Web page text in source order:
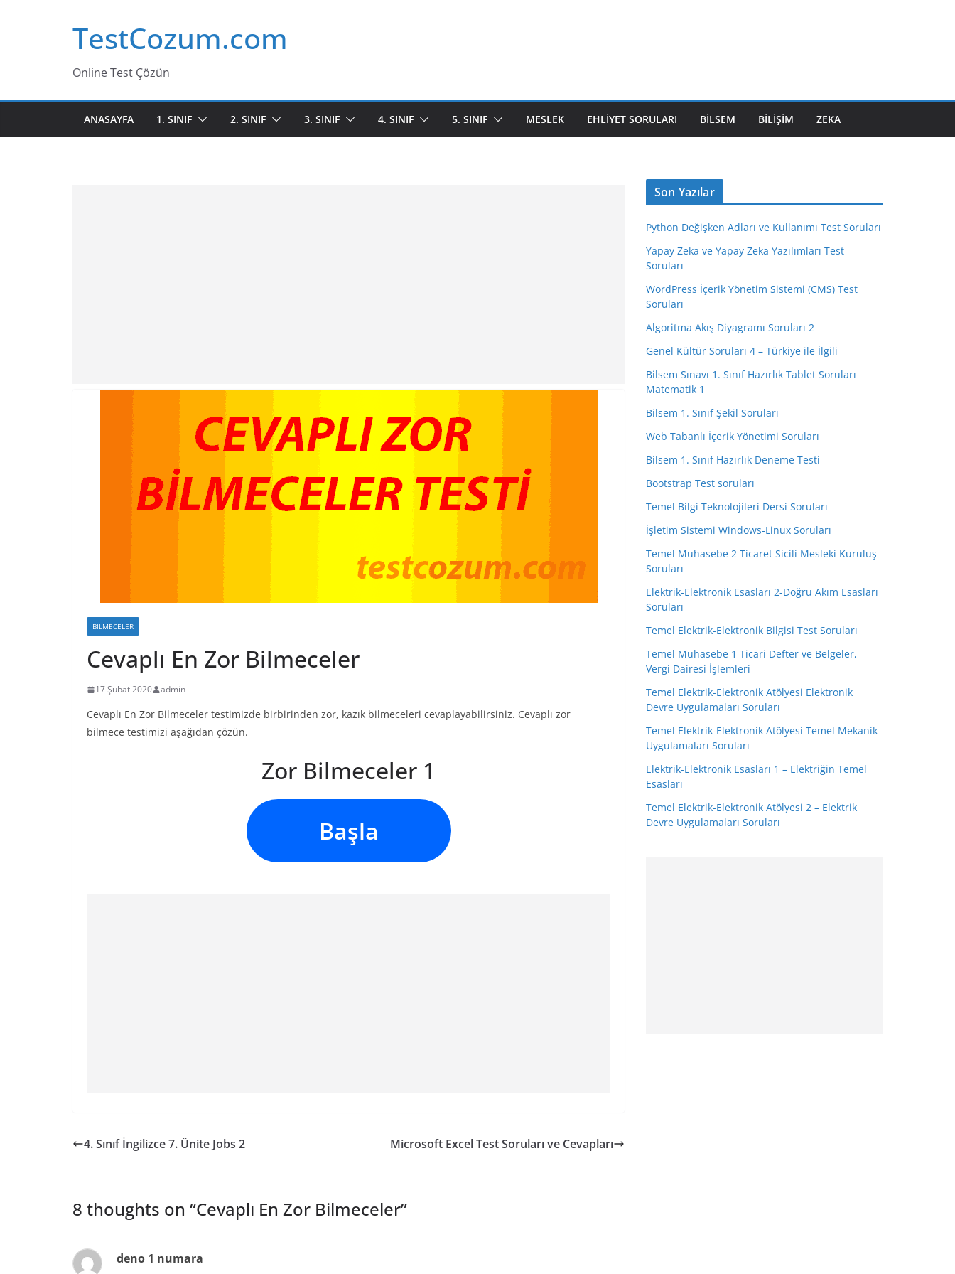
TestCozum.com
Online Test Çözün
ANASAYFA 1. SINIF 2. SINIF 3. SINIF 4. SINIF 5. SINIF MESLEK EHLIYET SORULARI BILSEM BILIŞIM ZEKA
BILMECELER
Cevaplı En Zor Bilmeceler
17 Şubat 2020 admin
Cevaplı En Zor Bilmeceler testimizde birbirinden zor, kazık bilmeceleri cevaplayabilirsiniz. Cevaplı zor
bilmece testimizi aşağıdan çözün.
Zor Bilmeceler 1
Başla
4. Sınıf İngilizce 7. Ünite Jobs 2 Microsoft Excel Test Soruları ve Cevapları
8 thoughts on “Cevaplı En Zor Bilmeceler”
deno 1 numara
Son Yazılar
Python Değişken Adları ve Kullanımı Test Soruları
Yapay Zeka ve Yapay Zeka Yazılımları Test
Soruları
WordPress İçerik Yönetim Sistemi (CMS) Test
Soruları
Algoritma Akış Diyagramı Soruları 2
Genel Kültür Soruları 4 – Türkiye ile İlgili
Bilsem Sınavı 1. Sınıf Hazırlık Tablet Soruları
Matematik 1
Bilsem 1. Sınıf Şekil Soruları
Web Tabanlı İçerik Yönetimi Soruları
Bilsem 1. Sınıf Hazırlık Deneme Testi
Bootstrap Test soruları
Temel Bilgi Teknolojileri Dersi Soruları
İşletim Sistemi Windows-Linux Soruları
Temel Muhasebe 2 Ticaret Sicili Mesleki Kuruluş
Soruları
Elektrik-Elektronik Esasları 2-Doğru Akım Esasları
Soruları
Temel Elektrik-Elektronik Bilgisi Test Soruları
Temel Muhasebe 1 Ticari Defter ve Belgeler,
Vergi Dairesi İşlemleri
Temel Elektrik-Elektronik Atölyesi Elektronik
Devre Uygulamaları Soruları
Temel Elektrik-Elektronik Atölyesi Temel Mekanik
Uygulamaları Soruları
Elektrik-Elektronik Esasları 1 – Elektriğin Temel
Esasları
Temel Elektrik-Elektronik Atölyesi 2 – Elektrik
Devre Uygulamaları Soruları